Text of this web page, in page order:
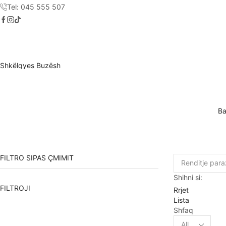
Tel: 045 555 507
Shkëlqyes Buzësh
Shihni si:
Rrjet
Lista
Shfaq
FILTRO SIPAS ÇMIMIT
Çmimi
Çmimi
lartë
FILTROJI